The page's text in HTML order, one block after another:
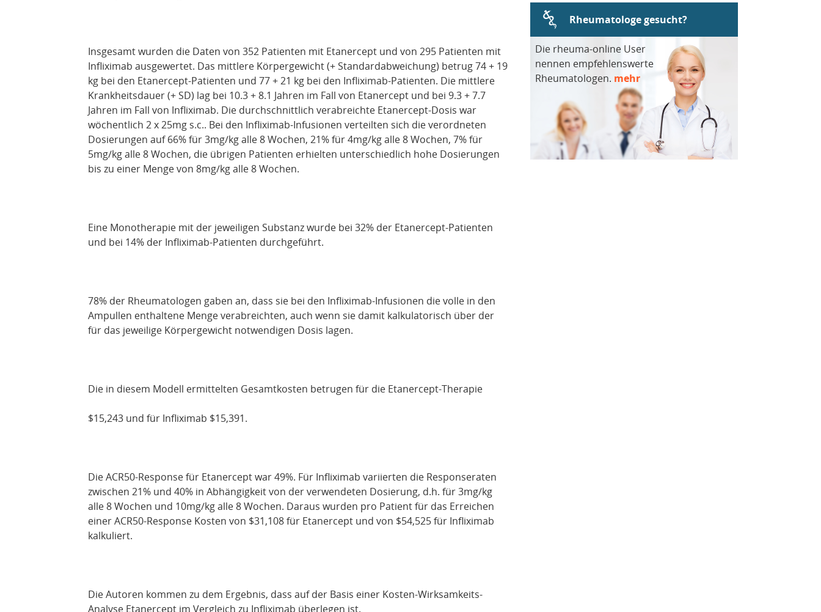
Insgesamt wurden die Daten von 352 Patienten mit Etanercept und von 295 Patienten mit
Infliximab ausgewertet. Das mittlere Körpergewicht (+ Standardabweichung) betrug 74 + 19
kg bei den Etanercept-Patienten und 77 + 21 kg bei den Infliximab-Patienten. Die mittlere
Krankheitsdauer (+ SD) lag bei 10.3 + 8.1 Jahren im Fall von Etanercept und bei 9.3 + 7.7
Jahren im Fall von Infliximab. Die durchschnittlich verabreichte Etanercept-Dosis war
wöchentlich 2 x 25mg s.c.. Bei den Infliximab-Infusionen verteilten sich die verordneten
Dosierungen auf 66% für 3mg/kg alle 8 Wochen, 21% für 4mg/kg alle 8 Wochen, 7% für
5mg/kg alle 8 Wochen, die übrigen Patienten erhielten unterschiedlich hohe Dosierungen
bis zu einer Menge von 8mg/kg alle 8 Wochen.
Eine Monotherapie mit der jeweiligen Substanz wurde bei 32% der Etanercept-Patienten
und bei 14% der Infliximab-Patienten durchgeführt.
78% der Rheumatologen gaben an, dass sie bei den Infliximab-Infusionen die volle in den
Ampullen enthaltene Menge verabreichten, auch wenn sie damit kalkulatorisch über der
für das jeweilige Körpergewicht notwendigen Dosis lagen.
Die in diesem Modell ermittelten Gesamtkosten betrugen für die Etanercept-Therapie
$15,243 und für Infliximab $15,391.
Die ACR50-Response für Etanercept war 49%. Für Infliximab variierten die Responseraten
zwischen 21% und 40% in Abhängigkeit von der verwendeten Dosierung, d.h. für 3mg/kg
alle 8 Wochen und 10mg/kg alle 8 Wochen. Daraus wurden pro Patient für das Erreichen
einer ACR50-Response Kosten von $31,108 für Etanercept und von $54,525 für Infliximab
kalkuliert.
Die Autoren kommen zu dem Ergebnis, dass auf der Basis einer Kosten-Wirksamkeits-
Analyse Etanercept im Vergleich zu Infliximab überlegen ist.
Rheumatologe gesucht?
Die rheuma-online User
nennen empfehlenswerte
Rheumatologen. mehr